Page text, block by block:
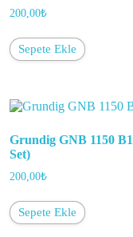
200,00₺
Sepete Ekle
Grundig GNB 1150
Set)
200,00₺
Sepete Ekle